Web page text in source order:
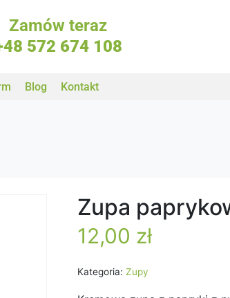
Zamów teraz
572 674 108
Blog Kontakt
Zupa
12,00 zł
Kategoria: Zupy